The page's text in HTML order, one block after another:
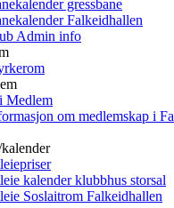
gressbane
Falkeidhallen
Admin info
Medlem
om medlemskap i
kalender klubbhus storsal
Soslaitrom Falkeidhallen